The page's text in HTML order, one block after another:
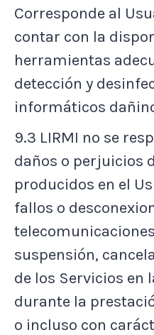
Corresponde al
contar con la
herramientas
detección y
informáticos
9.3 LIRMI no se
daños o perjuicios
producidos en el
fallos o
suspensión,
de los Servicios en
durante la
o incluso con